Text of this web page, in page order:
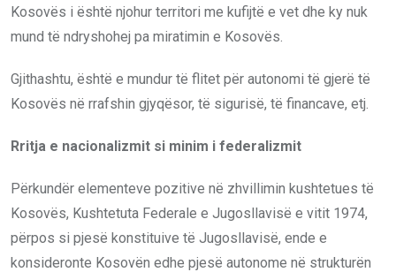
Kosovës i është njohur territori me kufijtë e vet dhe ky nuk
mund të ndryshohej pa miratimin e Kosovës.
Gjithashtu, është e mundur të flitet për autonomi të gjerë të
Kosovës në rrafshin gjyqësor, të sigurisë, të financave, etj.
Rritja e nacionalizmit si minim i federalizmit
Përkundër elementeve pozitive në zhvillimin kushtetues të
Kosovës, Kushtetuta Federale e Jugosllavisë e vitit 1974,
përpos si pjesë konstituive të Jugosllavisë, ende e
konsideronte Kosovën edhe pjesë autonome në strukturën